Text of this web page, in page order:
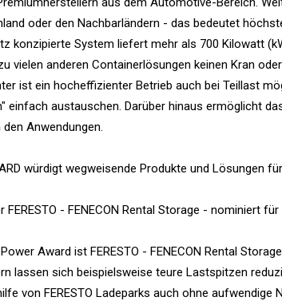
oder den Nachbarländern - das bedeutet
konzipierte System liefert mehr als 700 Kilowatt
vielen anderen Containerlösungen keinen Kran
ist ein hocheffizienter Betrieb auch bei Teillast
einfach austauschen. Darüber hinaus ermöglicht
den Anwendungen.
würdigt wegweisende Produkte und Lösungen
FERESTO - FENECON Rental Storage - nominiert
Award ist FERESTO - FENECON Rental
lassen sich beispielsweise teure Lastspitzen
von FERESTO Ladeparks auch ohne